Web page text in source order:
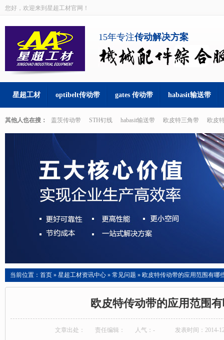
您好，欢迎来到星超工材官网！
15年专注传动解决方案
星超工材 optibelt传动带 gates 传动带 habasit输送带
其他人也在搜： 盖茨传动带 STH钉线 habasit输送带 欧皮特三角带 欧皮
当前位置： 首页 » 星超工材资讯中心 » 常见问题 » 欧皮特传动带的应用范围有哪
欧皮特传动带的应用范围
文章出处： 责任编辑： 人气： - 发表时间：2014-